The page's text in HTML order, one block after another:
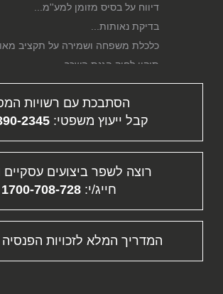
דיווח על בסיס מזומן למע''מ...
בדיקת נאותות...
כלכלת משפחה ושמירה על תקציב
תיקון לחוק הגנת השכר...
סגירת עסק...
פירוק חברה...
גיוס הון...
דיווח מקוון...
פיצויי פיטורין...
הכנת דוחות מס - דוח שנתי והצהרת
הסתבכת עם רשויות
קבל ייעוץ משפטי:2345
רוצה לשפר ביצועים עסקיים
חייג/י: 1700-708-728
המדריך המלא לזכויות